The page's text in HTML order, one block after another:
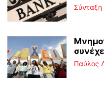
Σύνταξη
Παύλος